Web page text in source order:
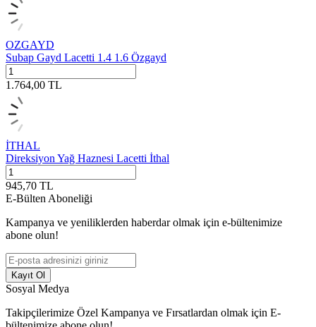
OZGAYD
Subap Gayd Lacetti 1.4 1.6 Özgayd
1.764,00 TL
İTHAL
Direksiyon Yağ Haznesi Lacetti İthal
945,70 TL
E-Bülten Aboneliği
Kampanya ve yeniliklerden haberdar olmak için e-bültenimize
abone olun!
Kayıt Ol
Sosyal Medya
Takipçilerimize Özel Kampanya ve Fırsatlardan olmak için E-